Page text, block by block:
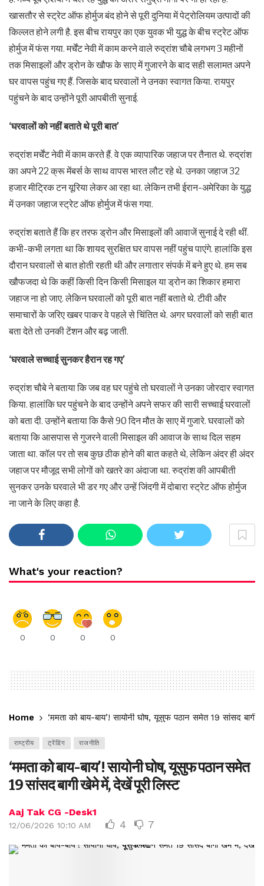
खासतौर से स्ट्रेट ऑफ होर्मुज बंद होने से पूरी दुनिया में पेट्रोलियम उत्पादों की
किल्लत होने लगी है. इस बीच रायपुर का एक युवक भी युद्ध के बीच स्ट्रेट ऑफ
होर्मुज में फंस गया. मर्चेंट नेवी में काम करने वाले रुद्रांश चौबे लगभग 3 महीनों
तक मिसाइलों और ड्रोन के खौफ के साए में गुजारने के बाद सही सलामत अपने
घर वापस पहुंच गए हैं. जिसके बाद घरवालों ने उनका स्वागत किया. रायपुर
पहुंचने के बाद उन्होंने पूरी आपबीती सुनाई.
‘घरवालों को नहीं बताते थे पूरी बात’
रुद्रांश मर्चेंट नेवी में काम करते हैं. वे एक व्यापारिक जहाज पर तैनात थे. रुद्रांश
का अपने 22 क्रू मेंबर्स के साथ वापस भारत लौट रहे थे. उनका जहाज 32
हजार मीट्रिक टन यूरिया लेकर आ रहा था. लेकिन तभी ईरान-अमेरिका के युद्ध
में उनका जहाज स्ट्रेट ऑफ होर्मुज में फंस गया.
रुद्रांश बताते हैं कि हर तरफ ड्रोन और मिसाइलों की आवाजें सुनाई दे रही थीं.
कभी-कभी लगता था कि शायद सुरक्षित घर वापस नहीं पहुंच पाएंगे. हालांकि इस
दौरान घरवालों से बात होती रहती थी और लगातार संपर्क में बने हुए थे. हम सब
खौफजदा थे कि कहीं किसी दिन किसी मिसाइल या ड्रोन का शिकार हमारा
जहाज ना हो जाए. लेकिन घरवालों को पूरी बात नहीं बताते थे. टीवी और
समाचारों के जरिए खबर पाकर वे पहले से चिंतित थे. अगर घरवालों को सही बात
बता देते तो उनकी टेंशन और बढ़ जाती.
‘घरवाले सच्चाई सुनकर हैरान रह गए’
रुद्रांश चौबे ने बताया कि जब वह घर पहुंचे तो घरवालों ने उनका जोरदार स्वागत
किया. हालांकि घर पहुंचने के बाद उन्होंने अपने सफर की सारी सच्चाई घरवालों
को बता दी. उन्होंने बताया कि कैसे 90 दिन मौत के साए में गुजारे. घरवालों को
बताया कि आसपास से गुजरने वाली मिसाइल की आवाज के साथ दिल सहम
जाता था. कॉल पर तो सब कुछ ठीक होने की बात कहते थे, लेकिन अंदर ही अंदर
जहाज पर मौजूद सभी लोगों को खतरे का अंदाजा था. रुद्रांश की आपबीती
सुनकर उनके घरवाले भी डर गए और उन्हें जिंदगी में दोबारा स्ट्रेट ऑफ होर्मुज
ना जाने के लिए कहा है.
What's your reaction?
0 0 0 0
Home ‘ममता को बाय-बाय’! सायोनी घोष, यूसुफ पठान समेत 19 सांसद
राष्ट्रीय ट्रेंडिंग राजनीति
‘ममता को बाय-बाय’! सायोनी घोष, यूसुफ पठान समेत
19 सांसद बागी खेमे में, देखें पूरी लिस्ट
Aaj Tak CG -Desk1
12/06/2026 10:10 AM 4 7